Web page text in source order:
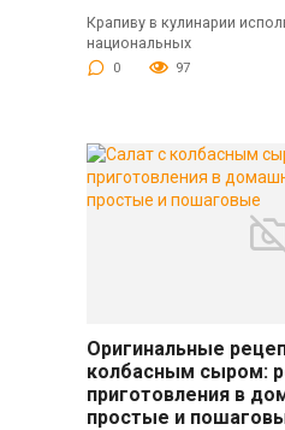
Крапиву в кулинарии
национальных
0 97
Оригинальные
колбасным сыром:
приготовления в
простые и